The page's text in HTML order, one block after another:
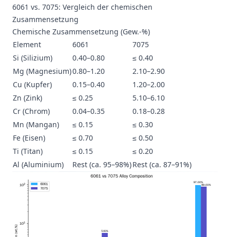
6061 vs. 7075: Vergleich der chemischen
Zusammensetzung
Chemische Zusammensetzung (Gew.-%)
Element
6061
7075
Si (Silizium)
0.40–0.80
≤ 0.40
Mg (Magnesium)0.80–1.20
2.10–2.90
Cu (Kupfer)
0.15–0.40
1.20–2.00
Zn (Zink)
≤ 0.25
5.10–6.10
Cr (Chrom)
0.04–0.35
0.18–0.28
Mn (Mangan)
≤ 0.15
≤ 0.30
Fe (Eisen)
≤ 0.70
≤ 0.50
Ti (Titan)
≤ 0.15
≤ 0.20
Al (Aluminium)
Rest (ca. 95–98%)Rest (ca. 87–91%)